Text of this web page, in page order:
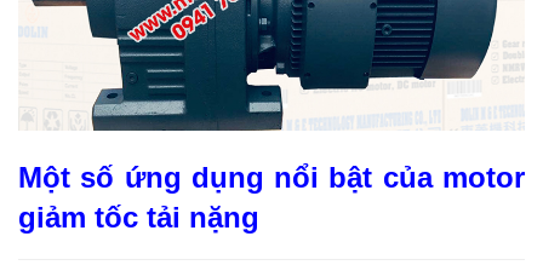
Một số ứng dụng nổi bật của motor
giảm tốc tải nặng